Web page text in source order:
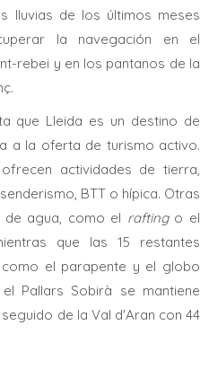
lluvias de los últimos meses
la navegación en el
rebei y en los pantanos de la
que Lleida es un destino de
a la oferta de turismo activo.
actividades de tierra,
BTT o hípica. Otras
agua, como el rafting o el
que las 15 restantes
el parapente y el globo
Pallars Sobirà se mantiene
de la Val d'Aran con 44